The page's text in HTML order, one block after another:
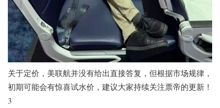
关于定价，美联航并没有给出直接答复，但根据市场规律，
初期可能会有惊喜试水价，建议大家持续关注票帝的更新！
3